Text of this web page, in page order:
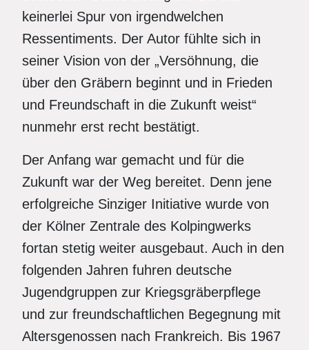
keinerlei Spur von irgendwelchen
Ressentiments. Der Autor fühlte sich in
seiner Vision von der „Versöhnung, die
über den Gräbern beginnt und in Frieden
und Freundschaft in die Zukunft weist“
nunmehr erst recht bestätigt.
Der Anfang war gemacht und für die
Zukunft war der Weg bereitet. Denn jene
erfolgreiche Sinziger Initiative wurde von
der Kölner Zentrale des Kolpingwerks
fortan stetig weiter ausgebaut. Auch in den
folgenden Jahren fuhren deutsche
Jugendgruppen zur Kriegsgräberpflege
und zur freundschaftlichen Begegnung mit
Altersgenossen nach Frankreich. Bis 1967